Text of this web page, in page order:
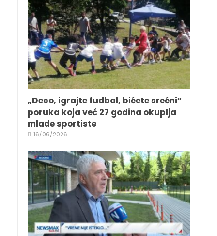
„Deco, igrajte fudbal, bićete srećni“
poruka koja već 27 godina okuplja
mlade sportiste
16/06/2026